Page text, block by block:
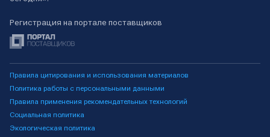
Регистрация на портале поставщиков
Правила цитирования и использования материалов
Политика работы с персональными данными
Правила применения рекомендательных технологий
Социальная политика
Экологическая политика